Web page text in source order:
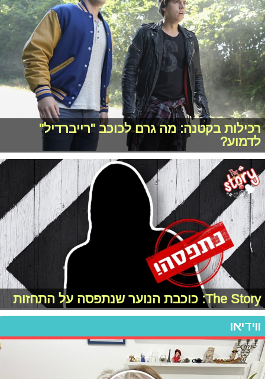
רכילות בקטנה: מה גרם לכוכב "רייברדיל"
לדמוע?
The Story: כוכבת הנוער שנתפסה על התחזות
ווידיאו